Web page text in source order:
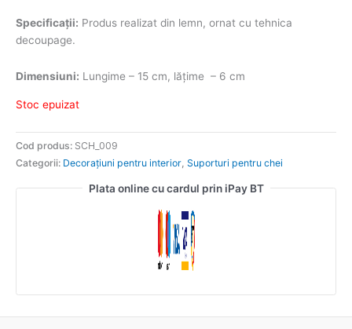
Specificații: Produs realizat din lemn, ornat cu tehnica
decoupage.
Dimensiuni: Lungime – 15 cm, lățime – 6 cm
Stoc epuizat
Cod produs: SCH_009
Categorii: Decorațiuni pentru interior Suporturi pentru chei
Plata online cu cardul prin iPay BT